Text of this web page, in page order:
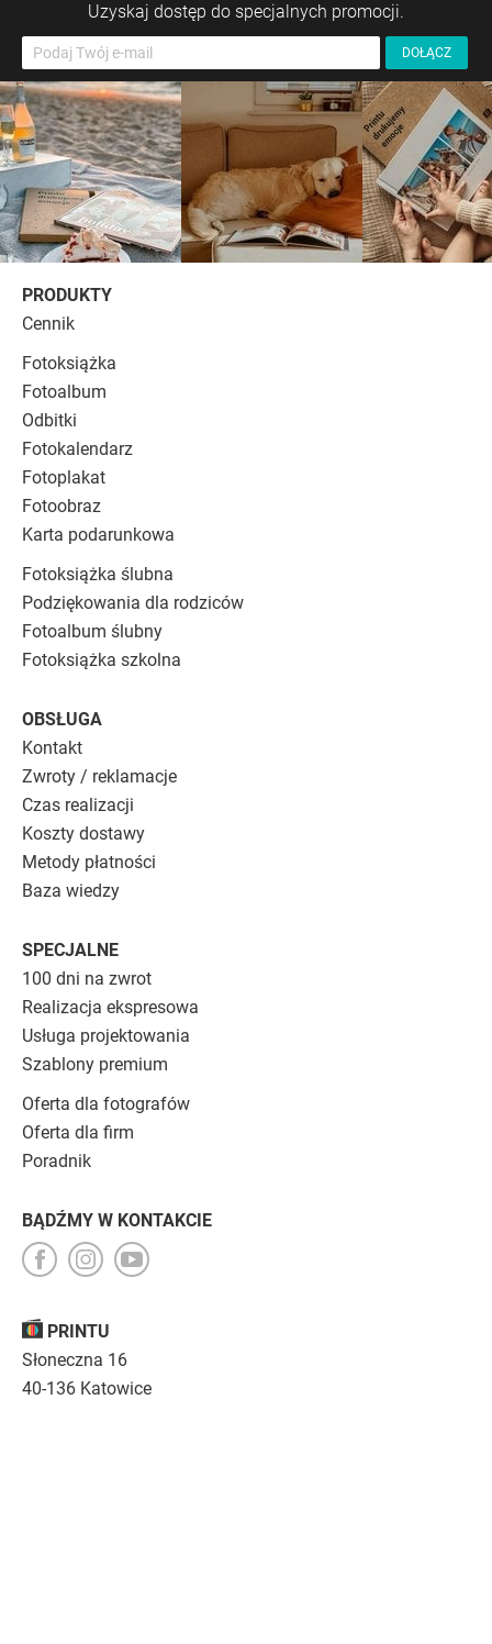
Uzyskaj dostęp do specjalnych promocji.
PRINTU
Słoneczna 16
40-136 Katowice
PRODUKTY
Cennik
Fotoksiążka
Fotoalbum
Odbitki
Fotokalendarz
Fotoplakat
Fotoobraz
Karta podarunkowa
Fotoksiążka ślubna
Podziękowania dla rodziców
Fotoalbum ślubny
Fotoksiążka szkolna
OBSŁUGA
Kontakt
Zwroty / reklamacje
Czas realizacji
Koszty dostawy
Metody płatności
Baza wiedzy
SPECJALNE
100 dni na zwrot
Realizacja ekspresowa
Usługa projektowania
Szablony premium
Oferta dla fotografów
Oferta dla firm
Poradnik
BĄDŹMY W KONTAKCIE